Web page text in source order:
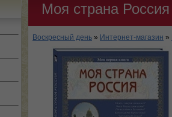
Моя страна Россия
Воскресный день » Интернет-магазин »